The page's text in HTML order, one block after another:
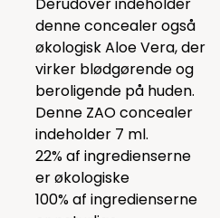
denne concealer også
økologisk Aloe Vera, der
virker blødgørende og
beroligende på huden.
Denne ZAO concealer
indeholder 7 ml.
22% af ingredienserne
er økologiske
100% af ingredienserne